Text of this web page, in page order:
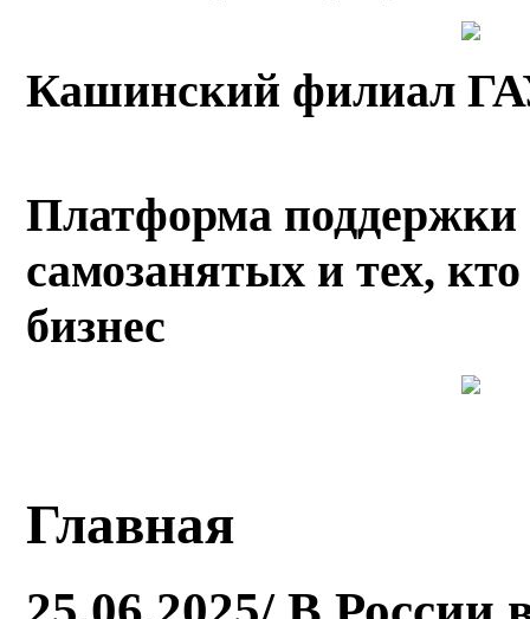
Кашинский филиал
Платформа поддержки
самозанятых и тех,
бизнес
Главная